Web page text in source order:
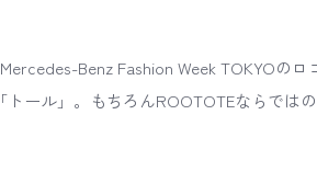
Benz Fashion Week TOKYOのロ
ール」。もちろんROOTOTEならでは